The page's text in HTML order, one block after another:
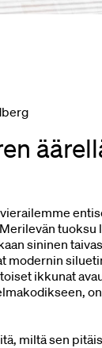
tuoksu
sininen
ikkunat
miltä sen